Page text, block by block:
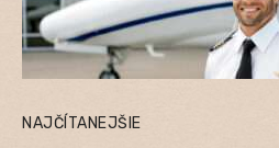
NAJČÍTANEJŠIE